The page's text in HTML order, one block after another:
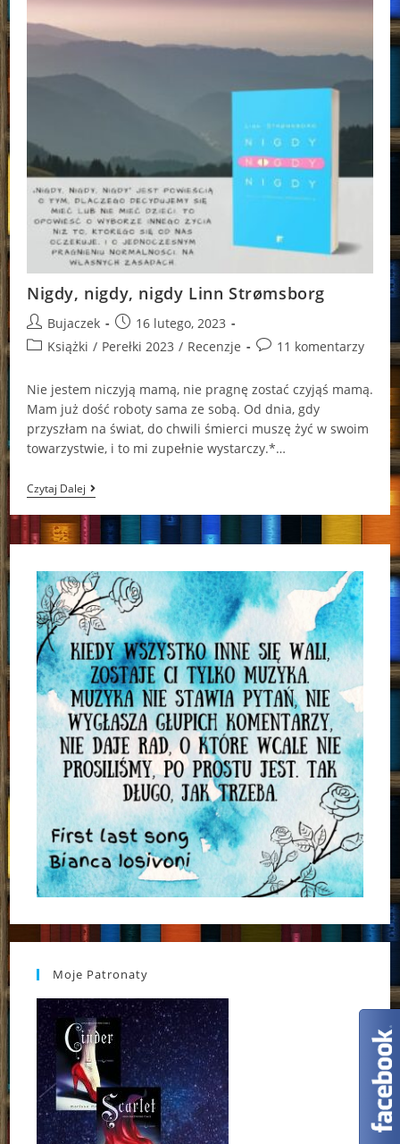
Nigdy, nigdy, nigdy Linn Strømsborg
Post
author:
Bujaczek
Post
published:
16 lutego, 2023
PostKsiążki / Perełki 2023 / Recenzje
Post11 komentarzy
Nie jestem niczyją mamą, nie pragnę zostać czyjąś mamą.
Mam już dość roboty sama ze sobą. Od dnia, gdy
przyszłam na świat, do chwili śmierci muszę żyć w swoim
towarzystwie, i to mi zupełnie wystarczy.*…
Czytaj DalejNigdy,
Nigdy,
Nigdy
Linn
Strømsborg
Moje Patronaty